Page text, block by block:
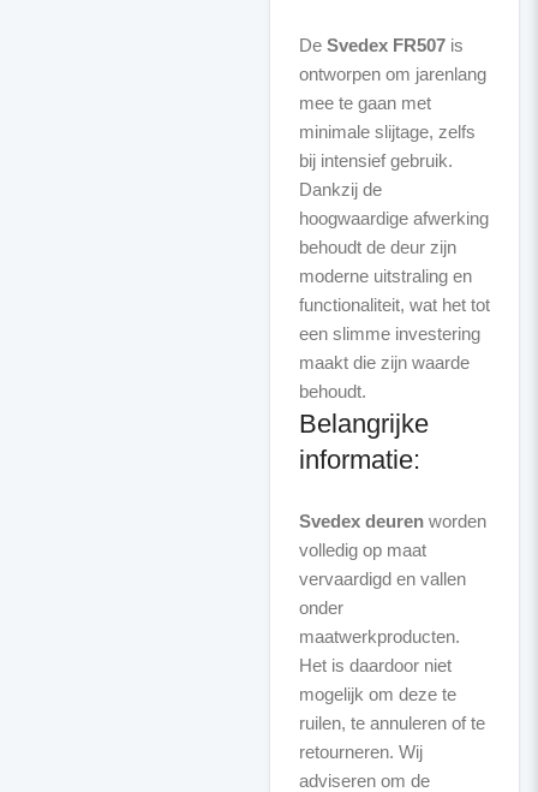
De Svedex FR507is
ontworpen om jarenlang
mee te gaan met
minimale slijtage, zelfs
bij intensief gebruik.
Dankzij de
hoogwaardige afwerking
behoudt de deur zijn
moderne uitstraling en
functionaliteit, wat het tot
een slimme investering
maakt die zijn waarde
Belangrijke
informatie:
Svedex deurenworden
volledig op maat
vervaardigd en vallen
onder
maatwerkproducten.
Het is daardoor niet
mogelijk om deze te
ruilen, te annuleren of te
retourneren. Wij
adviseren om de